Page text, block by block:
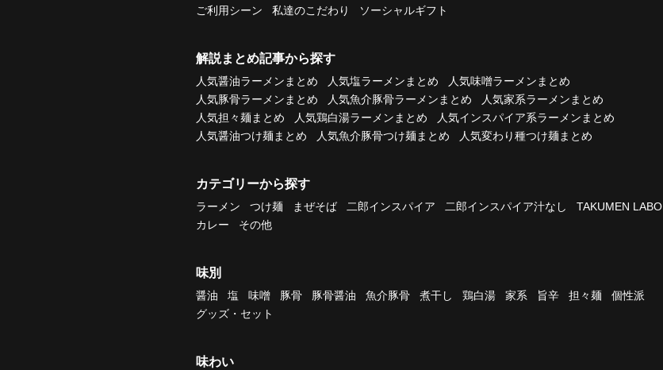
ご利用シーン 私達のこだわり ソーシャルギフト
解説まとめ記事から探す
人気醤油ラーメンまとめ 人気塩ラーメンまとめ
人気味噌ラーメンまとめ
人気豚骨ラーメンまとめ
人気魚介豚骨ラーメンまとめ
人気家系ラーメンまとめ
人気担々麺まとめ
人気鶏白湯ラーメンまとめ
人気インスパイア系ラーメンまとめ
人気醤油つけ麺まとめ
人気魚介豚骨つけ麺まとめ 人気変わり種つけ麺まとめ
カテゴリーから探す
ラーメン つけ麺 まぜそば 二郎インスパイア 二郎インスパイア汁なし
TAKUMEN LABO
カレー
その他
味別
醤油 塩 味噌 豚骨 豚骨醤油 魚介豚骨 煮干し 鶏白湯 家系 旨辛 担々麺
個性派
グッズ・セット
味わい